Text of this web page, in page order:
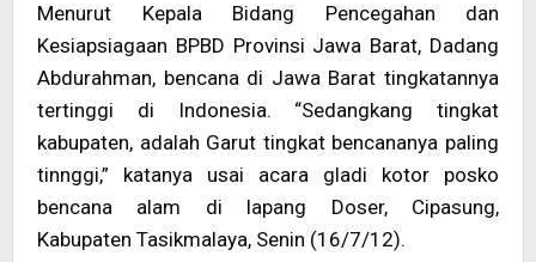
Menurut Kepala Bidang Pencegahan dan
Kesiapsiagaan BPBD Provinsi Jawa Barat, Dadang
Abdurahman, bencana di Jawa Barat tingkatannya
tertinggi di Indonesia. “Sedangkang tingkat
kabupaten, adalah Garut tingkat bencananya paling
tinnggi,” katanya usai acara gladi kotor posko
bencana alam di lapang Doser, Cipasung,
Kabupaten Tasikmalaya, Senin (16/7/12).